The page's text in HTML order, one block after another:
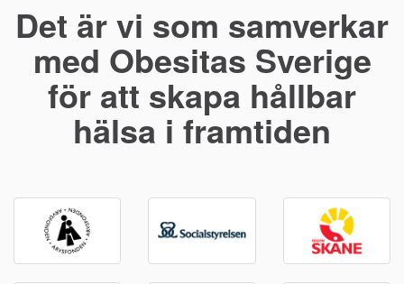
Det är vi som samverkar
med Obesitas Sverige
för att skapa hållbar
hälsa i framtiden